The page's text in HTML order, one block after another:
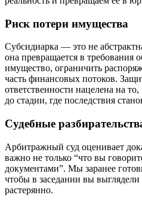
Риск потери имущества
Субсидиарка — это не
она превращается в требования
имущество, ограничить
часть финансовых потоков.
ответственности нацелена на
до стадии, где последствия
Судебные
Арбитражный суд оценивает
важно не только “что вы
документами”. Мы заранее
чтобы в заседании вы выглядели
растерянно.